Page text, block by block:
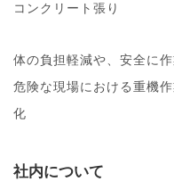
コンクリート張り
体の負担軽減や、安全に
危険な現場における重機
化
社内について